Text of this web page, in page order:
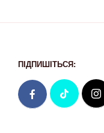
ПІДПИШІТЬСЯ: